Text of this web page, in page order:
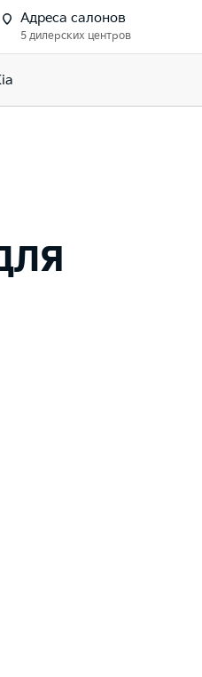
Адреса салонов
5 дилерских центров